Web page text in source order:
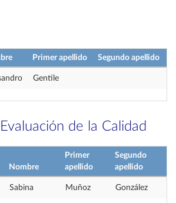
Primer apellido Segundo apellido
Gentile
de la Calidad
Nombre
Primer
apellido
Segundo
apellido
Sabina Muñoz González